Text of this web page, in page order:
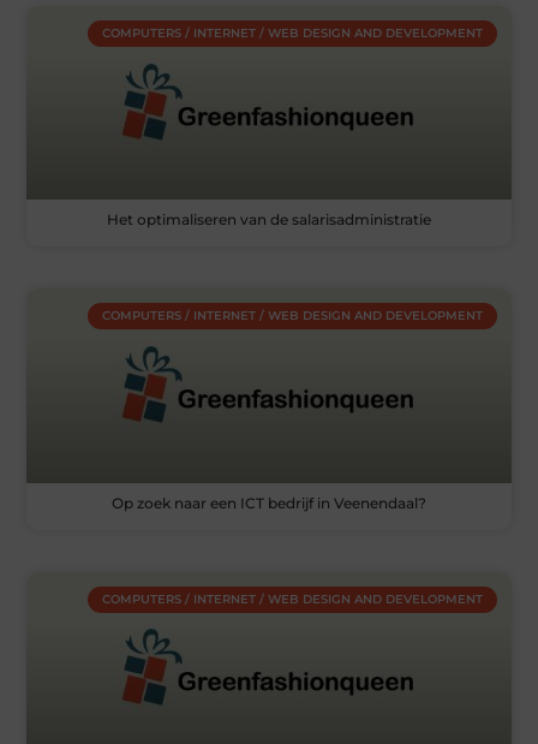
COMPUTERS / INTERNET / WEB DESIGN AND DEVELOPMENT
Het optimaliseren van de salarisadministratie
COMPUTERS / INTERNET / WEB DESIGN AND DEVELOPMENT
Op zoek naar een ICT bedrijf in Veenendaal?
COMPUTERS / INTERNET / WEB DESIGN AND DEVELOPMENT